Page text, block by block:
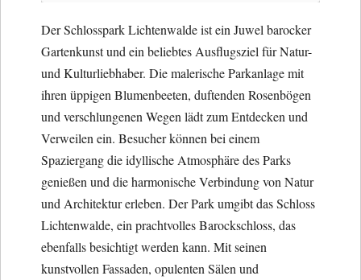
Der Schlosspark Lichtenwalde ist ein Juwel barocker
Gartenkunst und ein beliebtes Ausflugsziel für Natur-
und Kulturliebhaber. Die malerische Parkanlage mit
ihren üppigen Blumenbeeten, duftenden Rosenbögen
und verschlungenen Wegen lädt zum Entdecken und
Verweilen ein. Besucher können bei einem
Spaziergang die idyllische Atmosphäre des Parks
genießen und die harmonische Verbindung von Natur
und Architektur erleben. Der Park umgibt das Schloss
Lichtenwalde, ein prachtvolles Barockschloss, das
ebenfalls besichtigt werden kann. Mit seinen
kunstvollen Fassaden, opulenten Sälen und